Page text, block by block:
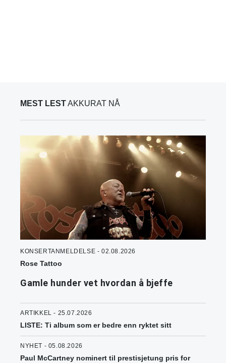
MEST LESTAKKURAT NÅ
KONSERTANMELDELSE - 02.08.2026
Rose Tattoo
Gamle hunder vet hvordan å bjeffe
ARTIKKEL - 25.07.2026
LISTE: Ti album som er bedre enn ryktet sitt
NYHET - 05.08.2026
Paul McCartney nominert til prestisjetung pris for